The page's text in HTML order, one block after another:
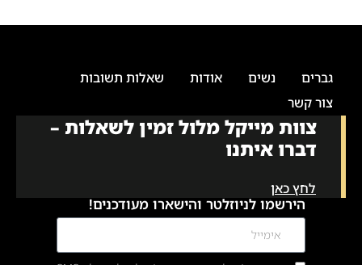
גברים נשים אודות
שאלות תשובות
צור קשר
צוות מייקל מלול זמין לשאלות –
דברו איתנו
לחץ כאן
הירשמו לניוזלטר והישארו מעודכנים!